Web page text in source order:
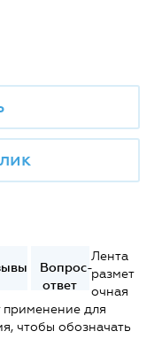
Вопрос-
ответ
Лента
размет
очная
применение для
чтобы обозначать